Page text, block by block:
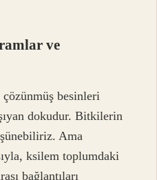
ve
besinleri
dokudur. Bitkilerin
Ama
ksilem toplumdaki
bağlantıları